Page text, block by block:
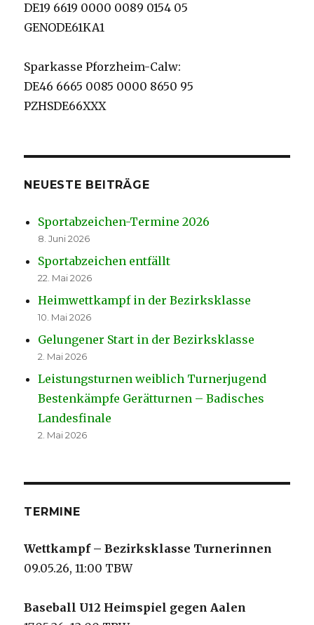
DE19 6619 0000 0089 0154 05
GENODE61KA1
Sparkasse Pforzheim-Calw:
DE46 6665 0085 0000 8650 95
PZHSDE66XXX
NEUESTE BEITRÄGE
Sportabzeichen-Termine 2026
8. Juni 2026
Sportabzeichen entfällt
22. Mai 2026
Heimwettkampf in der Bezirksklasse
10. Mai 2026
Gelungener Start in der Bezirksklasse
2. Mai 2026
Leistungsturnen weiblich Turnerjugend
Bestenkämpfe Gerätturnen – Badisches
Landesfinale
2. Mai 2026
TERMINE
Wettkampf – Bezirksklasse Turnerinnen
09.05.26, 11:00 TBW
Baseball U12 Heimspiel gegen Aalen